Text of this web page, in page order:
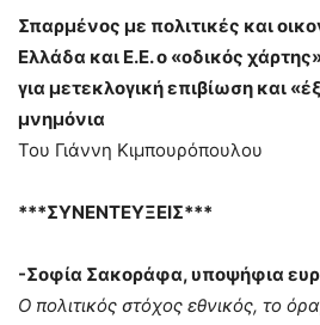
Σπαρμένος με πολιτικές και
Ελλάδα και Ε.Ε. ο «οδικός
για μετεκλογική επιβίωση και
μνημόνια
Του Γιάννη Κιμπουρόπουλου
***ΣΥΝΕΝΤΕΥΞΕΙΣ***
-Σοφία Σακοράφα, υποψήφια
Ο πολιτικός στόχος εθνικός, το